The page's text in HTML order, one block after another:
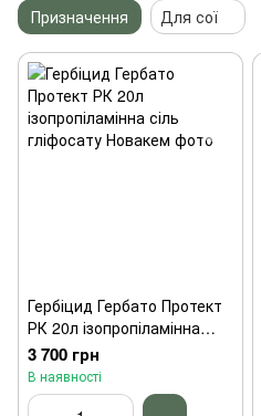
Призначення
Для сої
Гербіцид Гербато Протект
РК 20л ізопропіламінна
сіль гліфосату Новакем
3 700 грн
В наявності